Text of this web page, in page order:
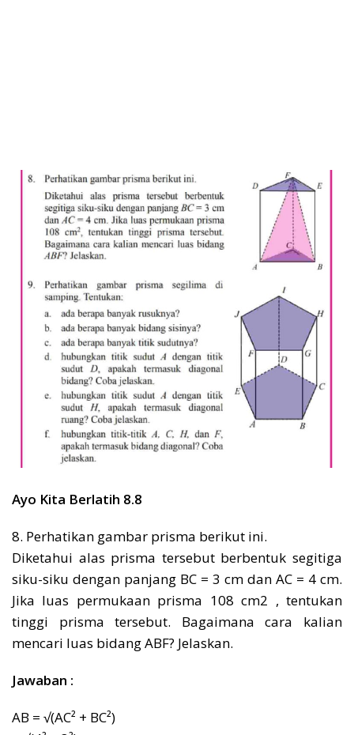
Ayo Kita Berlatih 8.8
8. Perhatikan gambar prisma berikut ini.
Diketahui alas prisma tersebut berbentuk segitiga
siku-siku dengan panjang BC = 3 cm dan AC = 4 cm.
Jika luas permukaan prisma 108 cm2 , tentukan
tinggi prisma tersebut. Bagaimana cara kalian
mencari luas bidang ABF? Jelaskan.
Jawaban :
AB = √(AC² + BC²)